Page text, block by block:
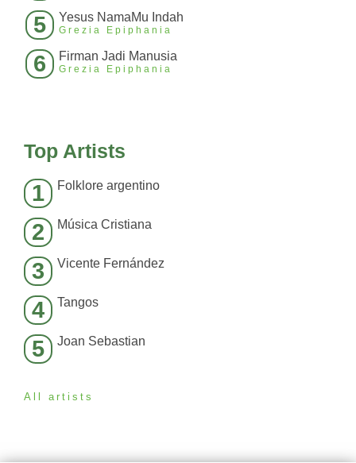
5 Yesus NamaMu Indah
Grezia Epiphania
6 Firman Jadi Manusia
Grezia Epiphania
Top Artists
1 Folklore argentino
2 Música Cristiana
3 Vicente Fernández
4 Tangos
5 Joan Sebastian
All artists